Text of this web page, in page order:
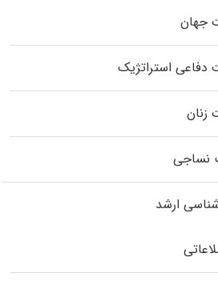
جهان
دفاعی استراتژیک
زنان
نساجی
ارشد